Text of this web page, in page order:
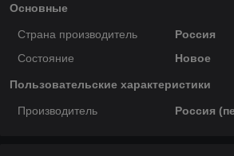
Основные
Страна производитель
Россия
Состояние
Новое
Пользовательские характеристики
Производитель Россия